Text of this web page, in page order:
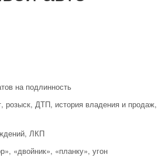
на подлинность
розыск, ДТП, история владения и продаж,
ЛКП
«двойник», «планку», угон